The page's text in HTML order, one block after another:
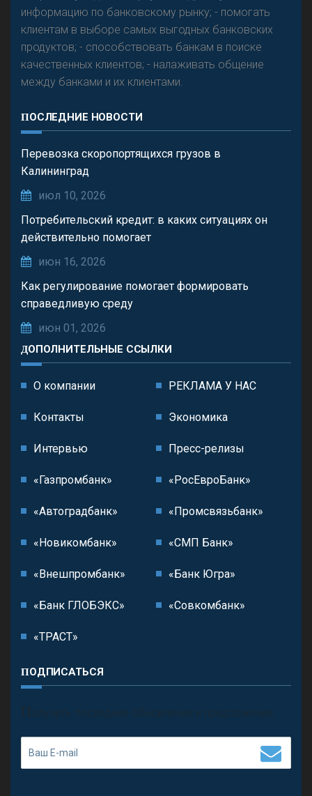
информацию по банковскому рынку; - помогать
клиентам в выборе самых выгодных банковских
продуктов; - способствовать банкам в поиске
качественных клиентов; - налаживать общение
между банками и их клиентами.
ПОСЛЕДНИЕ НОВОСТИ
Перевозка скоропортящихся грузов в
Калининград
июл 10, 2026
Потребительский кредит: в каких ситуациях он
действительно помогает
июн 16, 2026
Как регулирование помогает формировать
справедливую среду
июн 01, 2026
ДОПОЛНИТЕЛЬНЫЕ ССЫЛКИ
О компании РЕКЛАМА У НАС
Контакты Экономика
Интервью Пресс-релизы
«Газпромбанк» «РосЕвроБанк»
«Автоградбанк» «Промсвязьбанк»
«Новикомбанк» «СМП Банк»
«Внешпромбанк» «Банк Югра»
«Банк ГЛОБЭКС» «Совкомбанк»
«ТРАСТ»
ПОДПИСАТЬСЯ
П олучить последние обновления и предложения.